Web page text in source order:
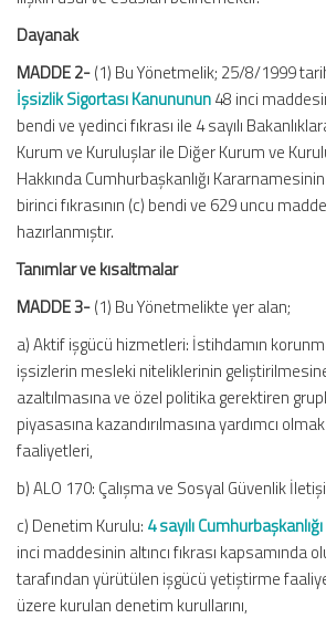
Dayanak
MADDE 2-(1) Bu Yönetmelik; 25/8/1999
İşsizlik Sigortası Kanununun48 inci
bendi ve yedinci fıkrası ile 4 sayılı
Kurum ve Kuruluşlar ile Diğer Kurum ve
Hakkında Cumhurbaşkanlığı
birinci fıkrasının (c) bendi ve 629 uncu
hazırlanmıştır.
Tanımlar ve kısaltmalar
MADDE 3-(1) Bu Yönetmelikte yer alan;
a) Aktif işgücü hizmetleri: İstihdamın
işsizlerin mesleki niteliklerinin
azaltılmasına ve özel politika gerektiren
piyasasına kazandırılmasına yardımcı
faaliyetleri,
b) ALO 170: Çalışma ve Sosyal Güvenlik
c) Denetim Kurulu: 4 sayılı
inci maddesinin altıncı fıkrası kapsamında
tarafından yürütülen işgücü yetiştirme
üzere kurulan denetim kurullarını,